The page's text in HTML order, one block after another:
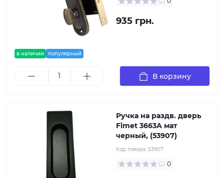
в наличии популярный
935 грн.
В корзину
Ручка на раздв. дверь
Fimet 3663A мат
черный, (53907)
Код товара: 53907
0